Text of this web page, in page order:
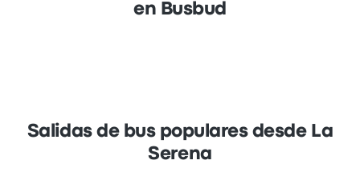
en Busbud
Salidas de bus populares desde La
Serena